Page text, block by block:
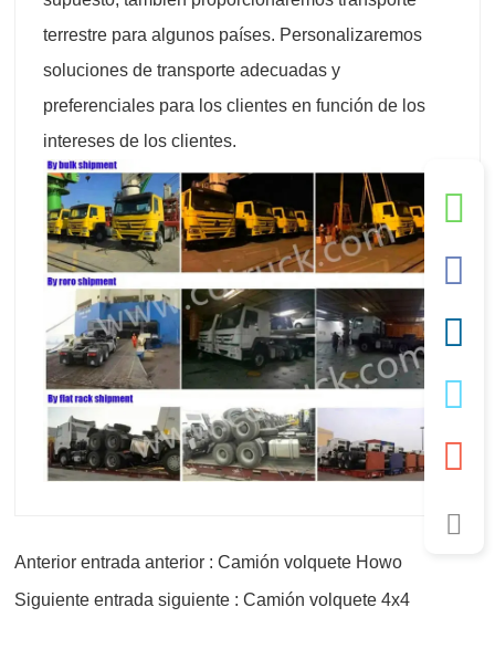
terrestre para algunos países. Personalizaremos
soluciones de transporte adecuadas y
preferenciales para los clientes en función de los
intereses de los clientes.
Anterior entrada anterior : Camión volquete Howo
Siguiente entrada siguiente : Camión volquete 4x4